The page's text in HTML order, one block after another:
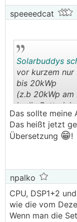
speeeedcat
Solarbuddys
vor kurzem
bis 20kWp
(z.b 20kWp am
in die Batterie)
Das sollte meine
Das heißt jetzt
Übersetzung 😁!
npalko
CPU, DSP1+2
wie die vom
Wenn man die